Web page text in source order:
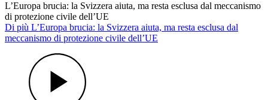
L’Europa brucia: la Svizzera aiuta, ma resta esclusa dal meccanismo
di protezione civile dell’UE
Di più L’Europa brucia: la Svizzera aiuta, ma resta esclusa dal
meccanismo di protezione civile dell’UE